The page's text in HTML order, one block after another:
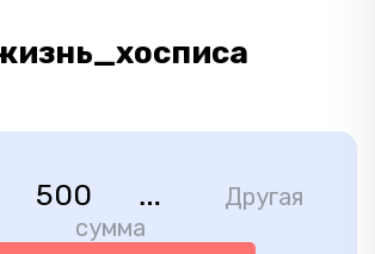
500
Другая
сумма